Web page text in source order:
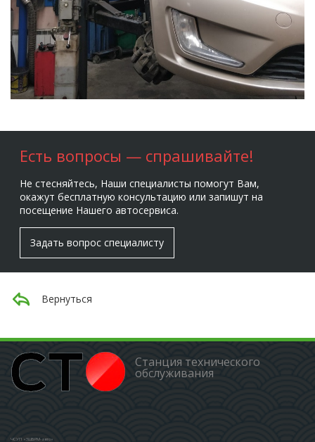
Есть вопросы — спрашивайте!
Не стесняйтесь, Наши специалисты помогут Вам,
окажут бесплатную консультацию или запишут на
посещение Нашего автосервиса.
Задать вопрос специалисту
Вернуться
Станция технического
обслуживания
ЧСУП «ЗШБРМ-авто»